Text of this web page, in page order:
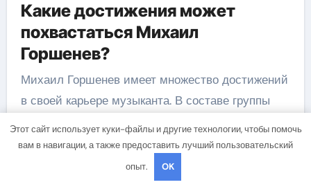
Какие достижения может
похвастаться Михаил
Горшенев?
Михаил Горшенев имеет множество достижений
в своей карьере музыканта. В составе группы
которые стали популярными в России. Группа
также выступала на крупных музыкальных
фестивалях и турах. Горшенев также смог найти
Этот сайт использует куки-файлы и другие технологии, чтобы помочь
вам в навигации, а также предоставить лучший пользовательский
опыт.
OK